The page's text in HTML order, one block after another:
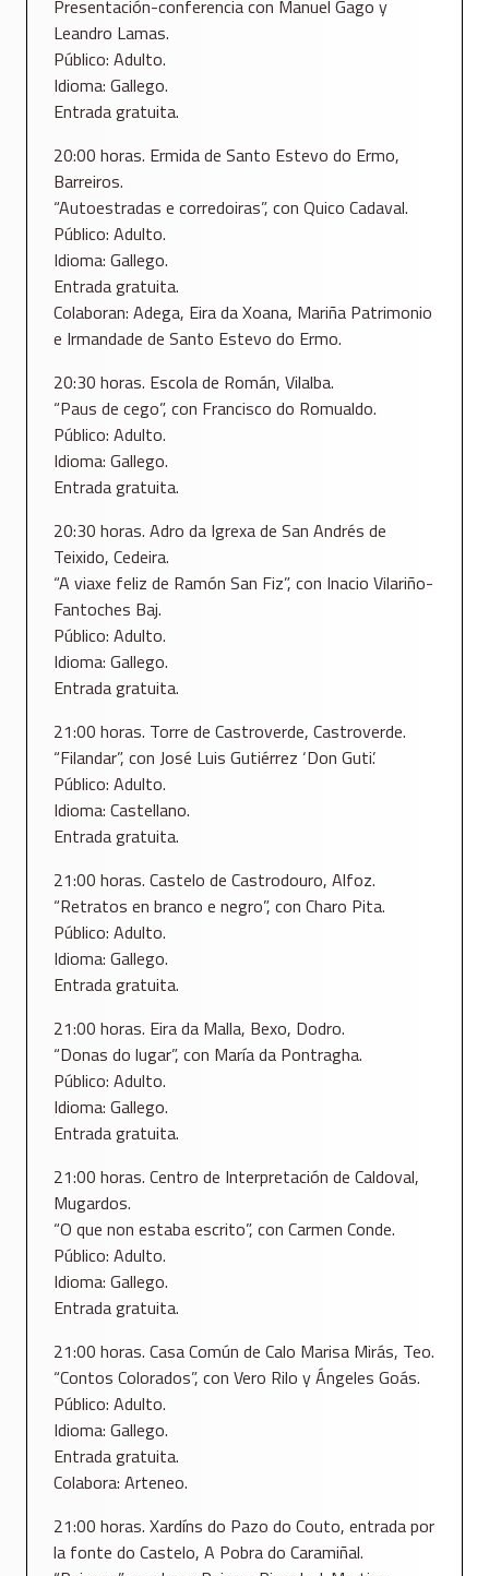
Presentación-conferencia con Manuel Gago y
Leandro Lamas.
Público: Adulto.
Idioma: Gallego.
Entrada gratuita.
20:00 horas. Ermida de Santo Estevo do Ermo,
Barreiros.
“Autoestradas e corredoiras”, con Quico Cadaval.
Público: Adulto.
Idioma: Gallego.
Entrada gratuita.
Colaboran: Adega, Eira da Xoana, Mariña Patrimonio
e Irmandade de Santo Estevo do Ermo.
20:30 horas. Escola de Román, Vilalba.
“Paus de cego”, con Francisco do Romualdo.
Público: Adulto.
Idioma: Gallego.
Entrada gratuita.
20:30 horas. Adro da Igrexa de San Andrés de
Teixido, Cedeira.
“A viaxe feliz de Ramón San Fiz”, con Inacio Vilariño-
Fantoches Baj.
Público: Adulto.
Idioma: Gallego.
Entrada gratuita.
21:00 horas. Torre de Castroverde, Castroverde.
“Filandar”, con José Luis Gutiérrez ‘Don Guti’.
Público: Adulto.
Idioma: Castellano.
Entrada gratuita.
21:00 horas. Castelo de Castrodouro, Alfoz.
“Retratos en branco e negro”, con Charo Pita.
Público: Adulto.
Idioma: Gallego.
Entrada gratuita.
21:00 horas. Eira da Malla, Bexo, Dodro.
“Donas do lugar”, con María da Pontragha.
Público: Adulto.
Idioma: Gallego.
Entrada gratuita.
21:00 horas. Centro de Interpretación de Caldoval,
Mugardos.
“O que non estaba escrito”, con Carmen Conde.
Público: Adulto.
Idioma: Gallego.
Entrada gratuita.
21:00 horas. Casa Común de Calo Marisa Mirás, Teo.
“Contos Colorados”, con Vero Rilo y Ángeles Goás.
Público: Adulto.
Idioma: Gallego.
Entrada gratuita.
Colabora: Arteneo.
21:00 horas. Xardíns do Pazo do Couto, entrada por
la fonte do Castelo, A Pobra do Caramiñal.